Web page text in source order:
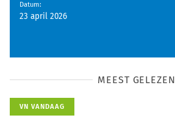
Datum:
23 april 2026
MEEST GELEZEN
VN VANDAAG